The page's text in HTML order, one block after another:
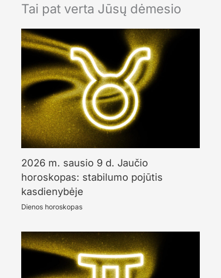
Tai pat verta Jūsų dėmesio
2026 m. sausio 9 d. Jaučio
horoskopas: stabilumo pojūtis
kasdienybėje
Dienos horoskopas